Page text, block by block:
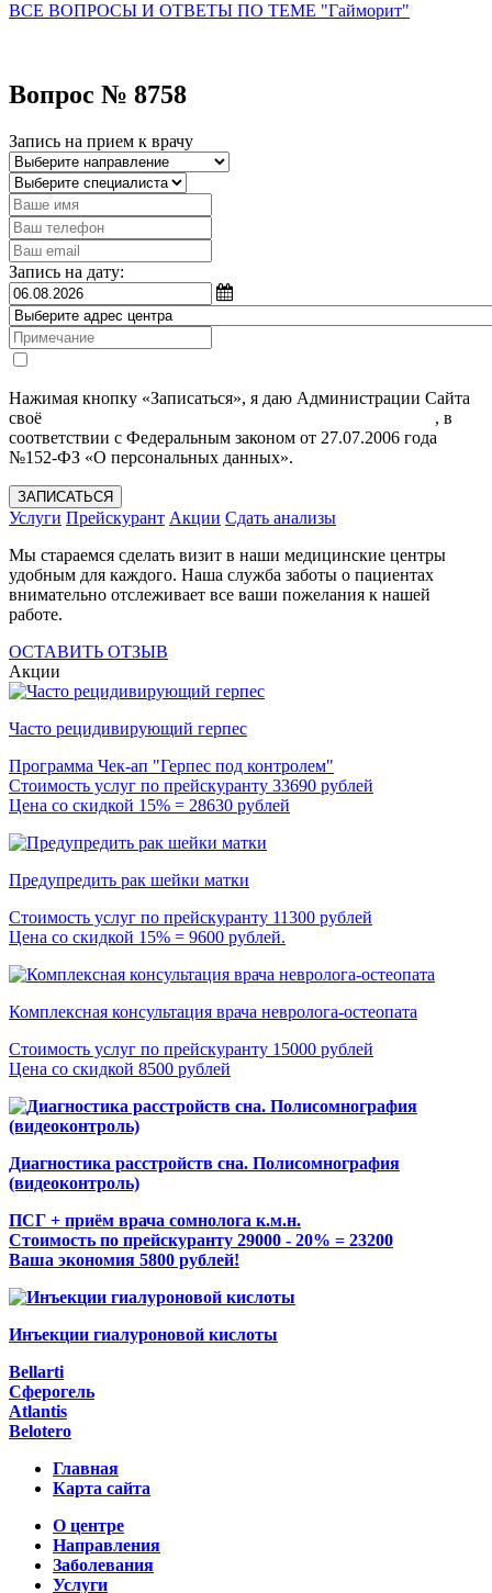
ВСЕ ВОПРОСЫ И ОТВЕТЫ ПО ТЕМЕ "Гайморит"
Вопрос № 8758
Запись на прием к врачу
Запись на дату:
Нажимая кнопку «Записаться», я даю Администрации Сайта
своё
, в
соответствии с Федеральным законом от 27.07.2006 года
№152-ФЗ «О персональных данных».
ЗАПИСАТЬСЯ
Услуги Прейскурант Акции Сдать анализы
Мы стараемся сделать визит в наши медицинские центры
удобным для каждого. Наша служба заботы о пациентах
внимательно отслеживает все ваши пожелания к нашей
работе.
ОСТАВИТЬ ОТЗЫВ
Акции
Часто рецидивирующий герпес
Программа Чек-ап "Герпес под контролем"
Стоимость услуг по прейскуранту 33690 рублей
Цена со скидкой 15% = 28630 рублей
Предупредить рак шейки матки
Стоимость услуг по прейскуранту 11300 рублей
Цена со скидкой 15% = 9600 рублей.
Комплексная консультация врача невролога-остеопата
Стоимость услуг по прейскуранту 15000 рублей
Цена со скидкой 8500 рублей
Диагностика расстройств сна. Полисомнография
(видеоконтроль)
ПСГ + приём врача сомнолога к.м.н.
Стоимость по прейскуранту 29000 - 20% = 23200
Ваша экономия 5800 рублей!
Инъекции гиалуроновой кислоты
Bellarti
Сферогель
Atlantis
Belotero
Главная
Карта сайта
О центре
Направления
Заболевания
Услуги